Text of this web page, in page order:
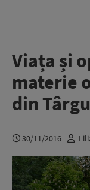
Viața și
materie
din
30/11/2016